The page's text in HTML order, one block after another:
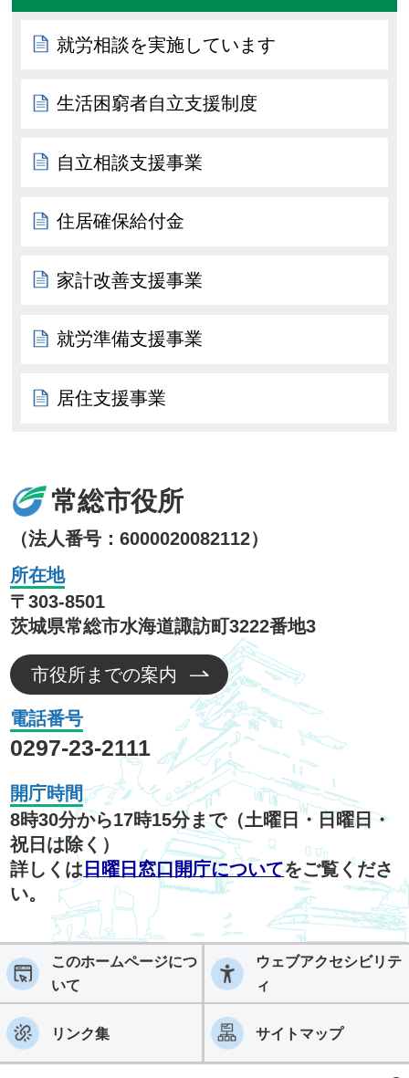
就労相談を実施しています
生活困窮者自立支援制度
自立相談支援事業
住居確保給付金
家計改善支援事業
就労準備支援事業
居住支援事業
常総市役所
（法人番号：6000020082112）
所在地
〒303-8501
茨城県常総市水海道諏訪町3222番地3
市役所までの案内
電話番号
0297-23-2111
開庁時間
8時30分から17時15分まで（土曜日・日曜日・
祝日は除く）
詳しくは 日曜日窓口開庁についてをご覧くださ
い。
このホームページにつ
いて
ウェブアクセシビリテ
ィ
リンク集 サイトマップ